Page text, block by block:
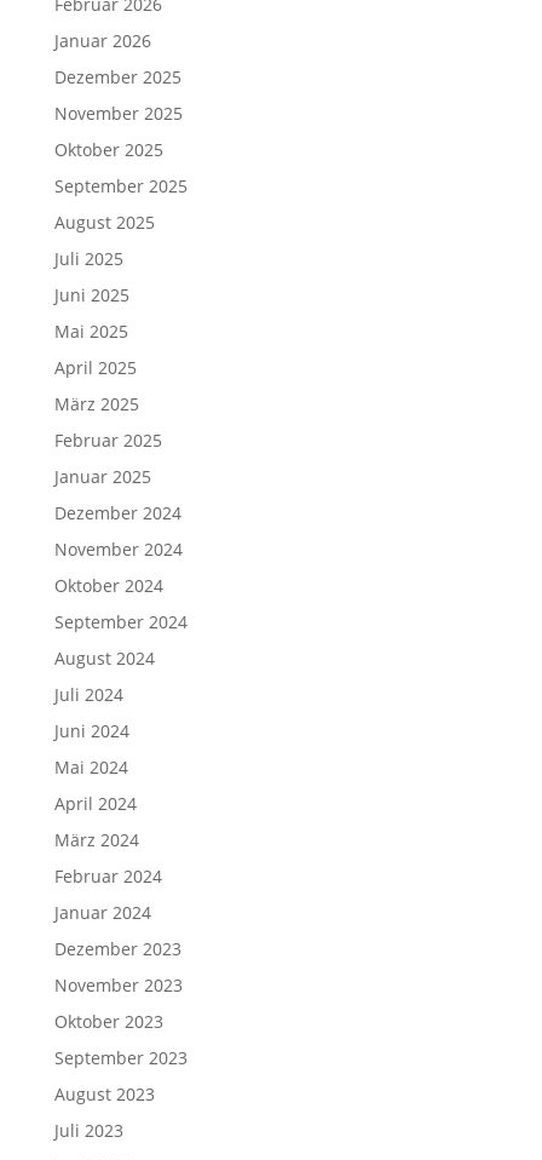
Januar 2026
Dezember 2025
November 2025
Oktober 2025
September 2025
August 2025
Juli 2025
Juni 2025
Mai 2025
April 2025
März 2025
Februar 2025
Januar 2025
Dezember 2024
November 2024
Oktober 2024
September 2024
August 2024
Juli 2024
Juni 2024
Mai 2024
April 2024
März 2024
Februar 2024
Januar 2024
Dezember 2023
November 2023
Oktober 2023
September 2023
August 2023
Juli 2023